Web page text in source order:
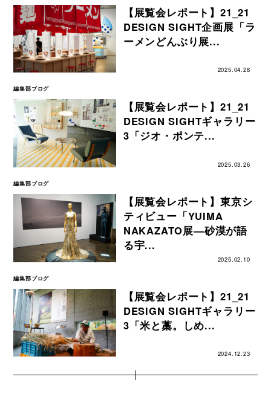
【展覧会レポート】21_21
DESIGN SIGHT企画展「ラ
ーメンどんぶり展...
2025.04.28
編集部ブログ
【展覧会レポート】21_21
DESIGN SIGHTギャラリー
3「ジオ・ポンテ...
2025.03.26
編集部ブログ
【展覧会レポート】東京シ
ティビュー「YUIMA
NAKAZATO展―砂漠が語
る宇...
2025.02.10
編集部ブログ
【展覧会レポート】21_21
DESIGN SIGHTギャラリー
3「米と藁。しめ...
2024.12.23